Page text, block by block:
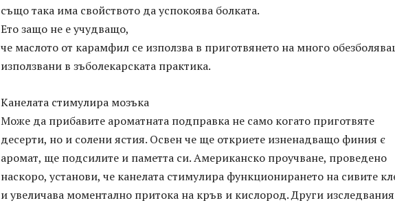
също така има свойството да успокоява болката.
Ето защо не е учудващо,
че маслото от карамфил се използва в приготвянето на много
използвани в зъболекарската практика.
Канелата стимулира мозъка
Може да прибавите ароматната подправка не само когато приготвяте
десерти, но и солени ястия. Освен че ще откриете изненадващо финия є
аромат, ще подсилите и паметта си. Американско проучване, проведено
наскоро, установи, че канелата стимулира функционирането на сивите
и увеличава моментално притока на кръв и кислород. Други изследвания